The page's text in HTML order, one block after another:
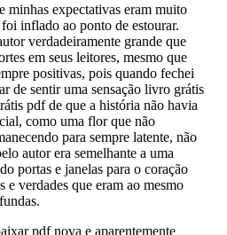
minhas expectativas eram muito
inflado ao ponto de estourar.
verdadeiramente grande que
em seus leitores, mesmo que
positivas, pois quando fechei
de sentir uma sensação livro grátis
pdf de que a história não havia
como uma flor que não
para sempre latente, não
autor era semelhante a uma
portas e janelas para o coração
e verdades que eram ao mesmo
pdf nova e aparentemente